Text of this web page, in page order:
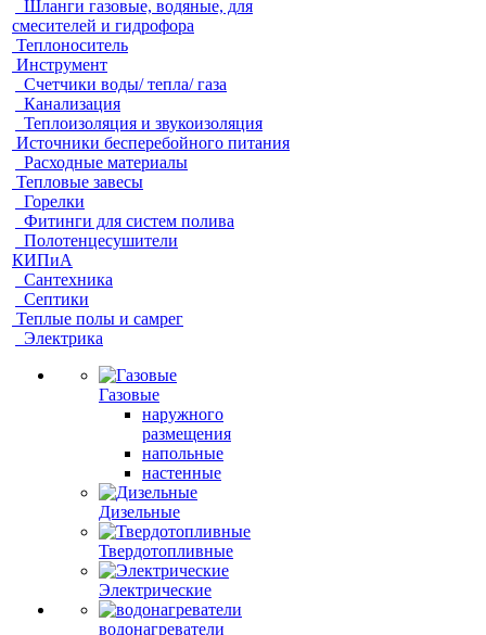
Шланги газовые, водяные, для
смесителей и гидрофора
Теплоноситель
Инструмент
Счетчики воды/ тепла/ газа
Канализация
Теплоизоляция и звукоизоляция
Источники бесперебойного питания
Расходные материалы
Тепловые завесы
Горелки
Фитинги для систем полива
Полотенцесушители
КИПиА
Сантехника
Септики
Теплые полы и самрег
Электрика
Газовые
наружного
размещения
напольные
настенные
Дизельные
Твердотопливные
Электрические
водонагреватели